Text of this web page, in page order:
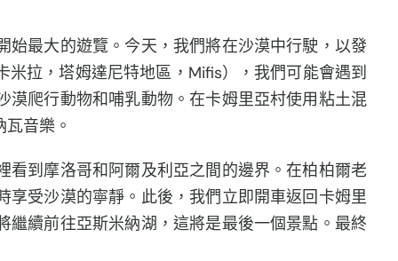
最大的遊覽。今天，我們將在沙漠中行駛，以發
拉，塔姆達尼特地區，Mifis），我們可能會遇到
爬行動物和哺乳動物。在卡姆里亞村使用粘土混
音樂。
到摩洛哥和阿爾及利亞之間的邊界。在柏柏爾老
受沙漠的寧靜。此後，我們立即開車返回卡姆里
續前往亞斯米納湖，這將是最後一個景點。最終